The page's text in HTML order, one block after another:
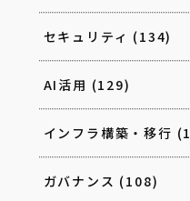
セキュリティ (134)
AI活用 (129)
インフラ構築・移行
ガバナンス (108)